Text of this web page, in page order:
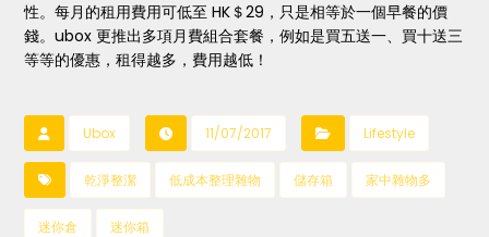
性。每月的租用費用可低至 HK＄29，只是相等於一個早餐的價
錢。ubox 更推出多項月費組合套餐，例如是買五送一、買十送三
等等的優惠，租得越多，費用越低！
Ubox 11/07/2017 Lifestyle
乾淨整潔 低成本整理雜物 儲存箱 家中雜物多
迷你倉 迷你箱